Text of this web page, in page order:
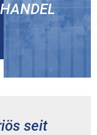
seit